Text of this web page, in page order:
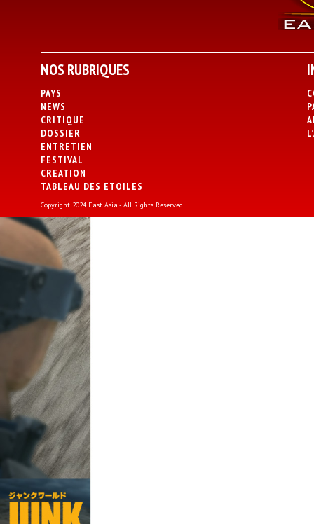
NOS RUBRIQUES
PAYS
NEWS
CRITIQUE
DOSSIER
ENTRETIEN
FESTIVAL
CREATION
TABLEAU DES ETOILES
Copyright 2024 East Asia - All Rights Reserved